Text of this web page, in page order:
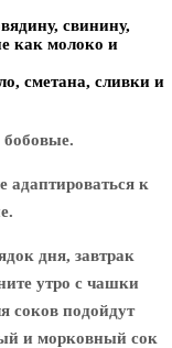
свинину,
как молоко и
сметана, сливки и
адаптироваться к
дня, завтрак
утро с чашки
соков подойдут
и морковный сок